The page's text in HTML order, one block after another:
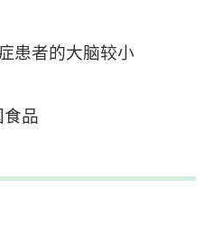
患者的大脑较小
食品